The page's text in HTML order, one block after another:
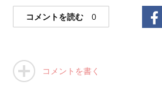
コメントを読む 0
コメントを書く